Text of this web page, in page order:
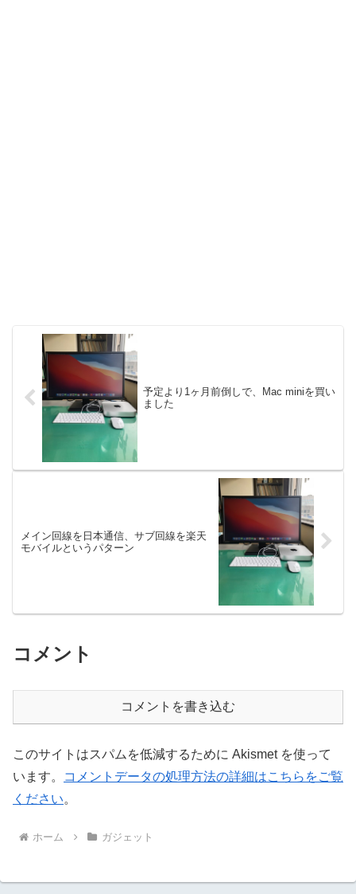
予定より1ヶ月前倒しで、Mac miniを買い
ました
メイン回線を日本通信、サブ回線を楽天
モバイルというパターン
コメント
コメントを書き込む
このサイトはスパムを低減するために Akismet を使って
います。
コメントデータの処理方法の詳細はこちらをご覧
ください。
ホーム ガジェット